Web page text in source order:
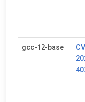
gcc-12-base